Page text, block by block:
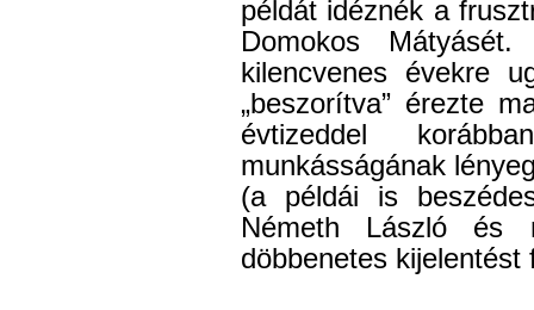
példát idéznék a
Domokos
kilencvenes évekre
„beszorítva” érezte
évtizeddel
munkásságának
(a példái is
Németh László és
döbbenetes kijelentést